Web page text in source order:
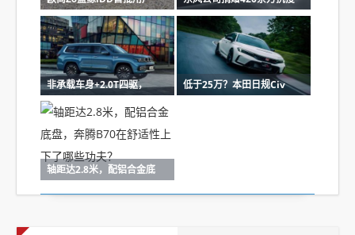
非承载车身+2.0T四驱， 低于25万？本田日规Civ
轴距达2.8米，配铝合金底